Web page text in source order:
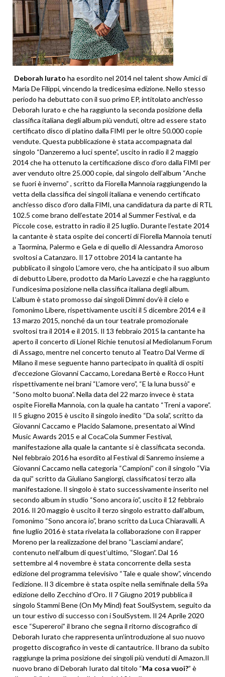
Deborah Iurato ha esordito nel 2014 nel talent show Amici di
Maria De Filippi, vincendo la tredicesima edizione. Nello stesso
periodo ha debuttato con il suo primo EP, intitolato anch’esso
Deborah Iurato e che ha raggiunto la seconda posizione della
classifica italiana degli album più venduti, oltre ad essere stato
certificato disco di platino dalla FIMI per le oltre 50.000 copie
vendute. Questa pubblicazione è stata accompagnata dal
singolo “Danzeremo a luci spente”, uscito in radio il 2 maggio
2014 che ha ottenuto la certificazione disco d’oro dalla FIMI per
aver venduto oltre 25.000 copie, dal singolo dell’album “Anche
se fuori è inverno” , scritto da Fiorella Mannoia raggiungendo la
vetta della classifica dei singoli italiana e venendo certificato
anch’esso disco d’oro dalla FIMI, una candidatura da parte di RTL
102.5 come brano dell’estate 2014 al Summer Festival, e da
Piccole cose, estratto in radio il 25 luglio. Durante l’estate 2014
la cantante è stata ospite dei concerti di Fiorella Mannoia tenuti
a Taormina, Palermo e Gela e di quello di Alessandra Amoroso
svoltosi a Catanzaro. Il 17 ottobre 2014 la cantante ha
pubblicato il singolo L’amore vero, che ha anticipato il suo album
di debutto Libere, prodotto da Mario Lavezzi e che ha raggiunto
l’undicesima posizione nella classifica italiana degli album.
L’album è stato promosso dai singoli Dimmi dov’è il cielo e
l’omonimo Libere, rispettivamente usciti il 5 dicembre 2014 e il
13 marzo 2015, nonché da un tour teatrale promozionale
svoltosi tra il 2014 e il 2015. Il 13 febbraio 2015 la cantante ha
aperto il concerto di Lionel Richie tenutosi al Mediolanum Forum
di Assago, mentre nel concerto tenuto al Teatro Dal Verme di
Milano il mese seguente hanno partecipato in qualità di ospiti
d’eccezione Giovanni Caccamo, Loredana Bertè e Rocco Hunt
rispettivamente nei brani “L’amore vero”, “E la luna bussò” e
“Sono molto buona”. Nella data del 22 marzo invece è stata
ospite Fiorella Mannoia, con la quale ha cantato “Treni a vapore”.
Il 5 giugno 2015 è uscito il singolo inedito “Da sola”, scritto da
Giovanni Caccamo e Placido Salamone, presentato ai Wind
Music Awards 2015 e al CocaCola Summer Festival,
manifestazione alla quale la cantante si è classificata seconda.
Nel febbraio 2016 ha esordito al Festival di Sanremo insieme a
Giovanni Caccamo nella categoria “Campioni” con il singolo “Via
da qui” scritto da Giuliano Sangiorgi, classificatosi terzo alla
manifestazione. Il singolo è stato successivamente inserito nel
secondo album in studio “Sono ancora io”, uscito il 12 febbraio
2016. Il 20 maggio è uscito il terzo singolo estratto dall’album,
l’omonimo “Sono ancora io”, brano scritto da Luca Chiaravalli. A
fine luglio 2016 è stata rivelata la collaborazione con il rapper
Moreno per la realizzazione del brano “Lasciami andare”,
contenuto nell’album di quest’ultimo, “Slogan”. Dal 16
settembre al 4 novembre è stata concorrente della sesta
edizione del programma televisivo “Tale e quale show”, vincendo
l’edizione. Il 3 dicembre è stata ospite nella semifinale della 59a
edizione dello Zecchino d’Oro. Il 7 Giugno 2019 pubblica il
singolo Stammi Bene (On My Mind) feat SoulSystem, seguito da
un tour estivo di successo con i SoulSystem. Il 24 Aprile 2020
esce “Supereroi” il brano che segna il ritorno discografico di
Deborah Iurato che rappresenta un’introduzione al suo nuovo
progetto discografico in veste di cantautrice. Il brano da subito
raggiunge la prima posizione dei singoli più venduti di Amazon.Il
nuovo brano di Deborah Iurato dal titolo “Ma cosa vuoi?” è